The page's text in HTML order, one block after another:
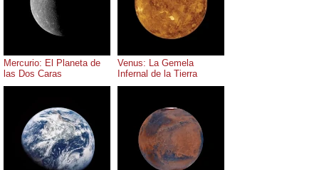
Mercurio: El Planeta de
las Dos Caras
Venus: La Gemela
Infernal de la Tierra